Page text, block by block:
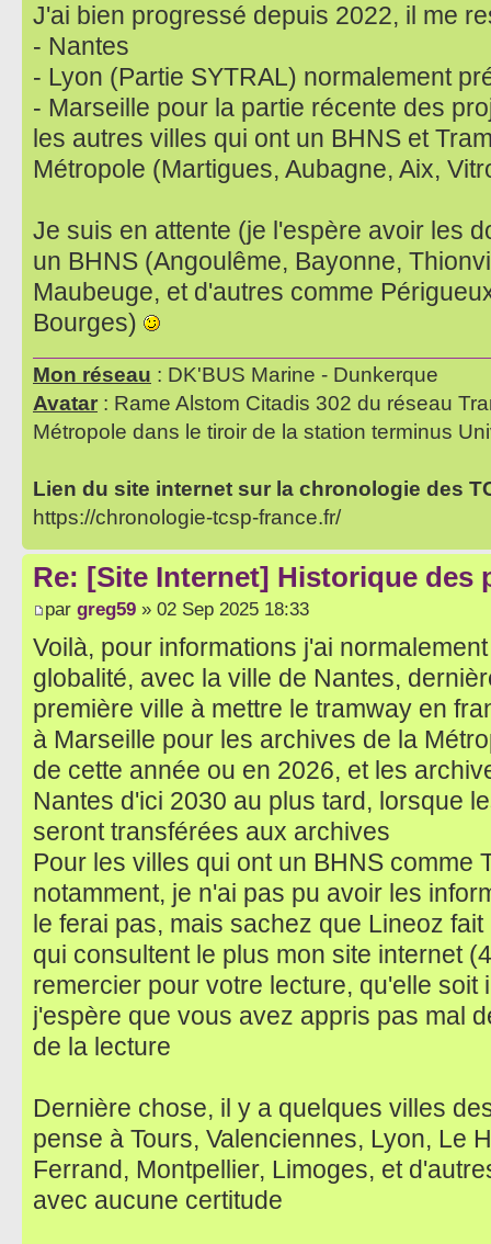
J'ai bien progressé depuis 2022, il me
- Nantes
- Lyon (Partie SYTRAL) normalement
- Marseille pour la partie récente des
les autres villes qui ont un BHNS et
Métropole (Martigues, Aubagne, Aix,
Je suis en attente (je l'espère avoir les
un BHNS (Angoulême, Bayonne,
Maubeuge, et d'autres comme
Bourges)
Mon réseau : DK'BUS Marine - Dunkerque
Avatar : Rame Alstom Citadis 302 du réseau
Métropole dans le tiroir de la station terminus
Lien du site internet sur la chronologie des
https://chronologie-tcsp-france.fr/
Re: [Site Internet] Historique des
par greg59 » 02 Sep 2025 18:33
Voilà, pour informations j'ai
globalité, avec la ville de Nantes,
première ville à mettre le tramway en
à Marseille pour les archives de la
de cette année ou en 2026, et les
Nantes d'ici 2030 au plus tard, lorsque
seront transférées aux archives
Pour les villes qui ont un BHNS comme
notamment, je n'ai pas pu avoir les
le ferai pas, mais sachez que Lineoz
qui consultent le plus mon site internet
remercier pour votre lecture, qu'elle soit
j'espère que vous avez appris pas mal
de la lecture
Dernière chose, il y a quelques villes
pense à Tours, Valenciennes, Lyon, Le
Ferrand, Montpellier, Limoges, et
avec aucune certitude